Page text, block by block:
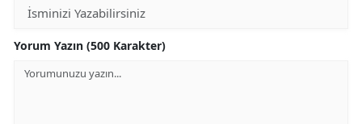
Yorum Yazın (500 Karakter)